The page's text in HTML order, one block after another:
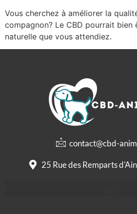
Vous cherchez à améliorer la
compagnon? Le CBD pourrait bien
naturelle que vous attendiez.
contact@cbd-
25 Rue des Remparts